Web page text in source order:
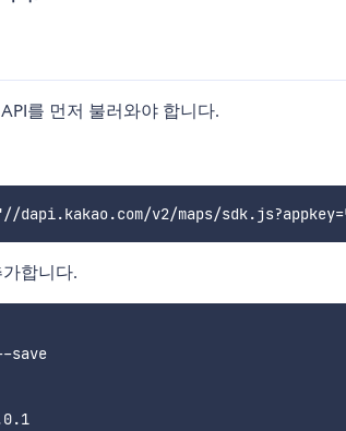
를 먼저 불러와야 합니다.
합니다.
save